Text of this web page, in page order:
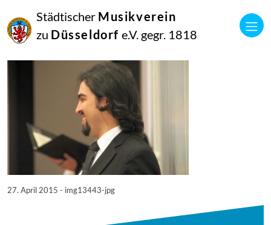
Städtischer Musikverein
zu Düsseldorf e.V. gegr. 1818
April
2015
Manfred Hill
27. April 2015 - img13443-jpg